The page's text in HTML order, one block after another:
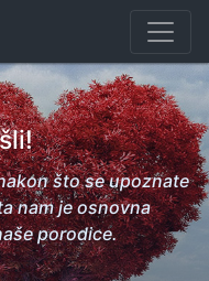
što se upoznate
nam je osnovna
porodice.